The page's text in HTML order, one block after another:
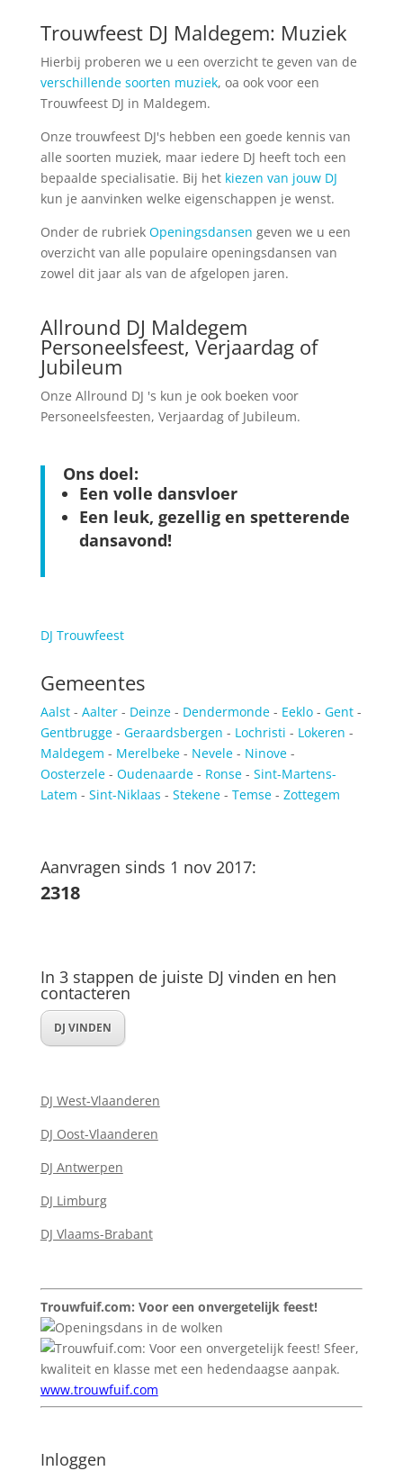
Trouwfeest DJ Maldegem: Muziek
Hierbij proberen we u een overzicht te geven van de
verschillende soorten muziek, oa ook voor een
Trouwfeest DJ in Maldegem.
Onze trouwfeest DJ's hebben een goede kennis van
alle soorten muziek, maar iedere DJ heeft toch een
bepaalde specialisatie. Bij het kiezen van jouw DJ
kun je aanvinken welke eigenschappen je wenst.
Onder de rubriek Openingsdansen geven we u een
overzicht van alle populaire openingsdansen van
zowel dit jaar als van de afgelopen jaren.
Allround DJ Maldegem
Personeelsfeest, Verjaardag of
Jubileum
Onze Allround DJ 's kun je ook boeken voor
Personeelsfeesten, Verjaardag of Jubileum.
Ons doel:
Een volle dansvloer
Een leuk, gezellig en spetterende
dansavond!
DJ Trouwfeest
Gemeentes
Aalst- Aalter- Deinze- Dendermonde- Eeklo- Gent-
Gentbrugge- Geraardsbergen - Lochristi - Lokeren -
Maldegem - Merelbeke - Nevele- Ninove-
Oosterzele- Oudenaarde- Ronse- Sint-Martens-
Latem - Sint-Niklaas - Stekene- Temse- Zottegem
Aanvragen sinds 1 nov 2017:
2318
In 3 stappen de juiste DJ vinden en hen
contacteren
DJ VINDEN
DJ West-Vlaanderen
DJ Oost-Vlaanderen
DJ Antwerpen
DJ Limburg
DJ Vlaams-Brabant
Trouwfuif.com: Voor een onvergetelijk feest!
Sfeer,
kwaliteit en klasse met een hedendaagse aanpak.
www.trouwfuif.com
Inloggen